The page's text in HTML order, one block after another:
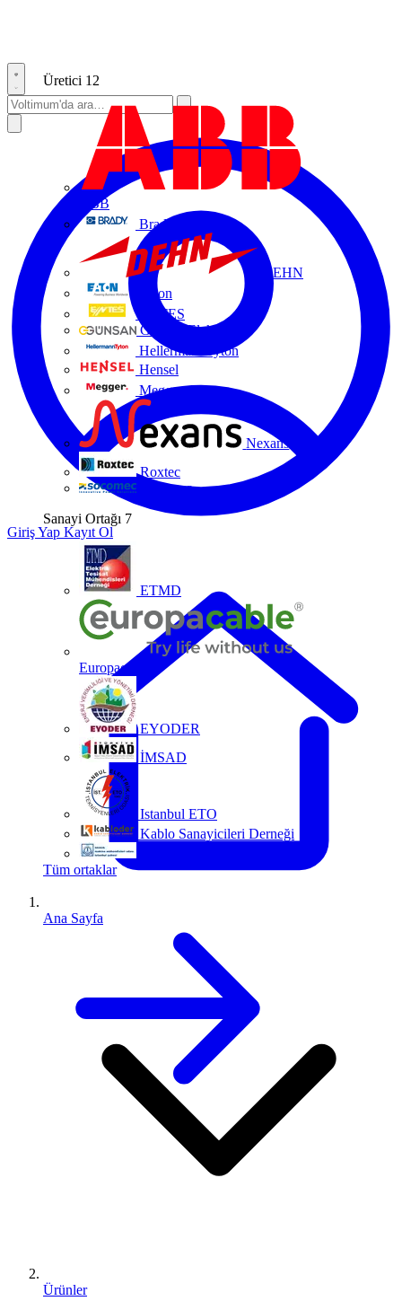
Üretici 12
ABB
Brady
DEHN
Eaton
ENTES
Günsan Elektrik
HellermannTyton
Hensel
Megger
Nexans
Roxtec
Socomec
Sanayi Ortağı 7
ETMD
Europacable
EYODER
İMSAD
Istanbul ETO
Kablo Sanayicileri Derneği
Tüm ortaklar
Giriş Yap Kayıt Ol
Ana Sayfa
Ürünler